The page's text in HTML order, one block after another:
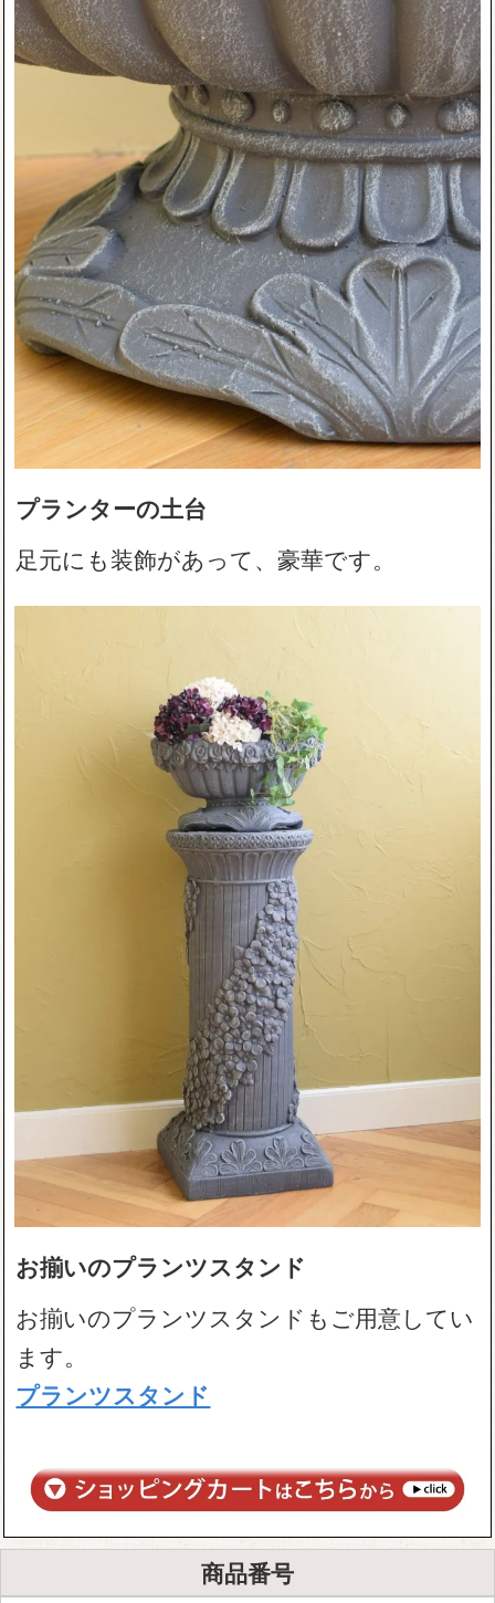
プランターの土台
足元にも装飾があって、豪華です。
お揃いのプランツスタンド
お揃いのプランツスタンドもご用意してい
ます。
プランツスタンド
商品番号